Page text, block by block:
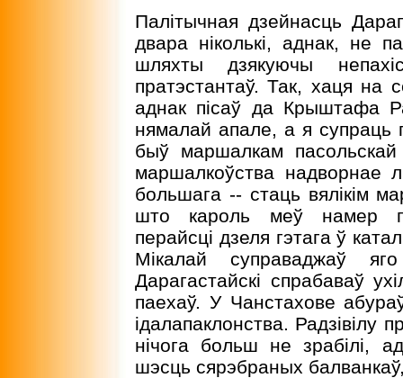
Палiтычная дзейнасць
двара нiколькi, аднак, не
шляхты дзякуючы
пратэстантаў. Так, хаця на
аднак пiсаў да Крыштафа
нямалай апале, а я супраць
быў маршалкам
маршалкоўства надворнае
большага -- стаць вялiкiм
што кароль меў намер
перайсцi дзеля гэтага ў
Мiкалай суправаджаў
Дарагастайскi спрабаваў
паехаў. У Чанстахове
iдалапаклонства. Радзiвiлу
нiчога больш не зрабiлi,
шэсць сярэбраных